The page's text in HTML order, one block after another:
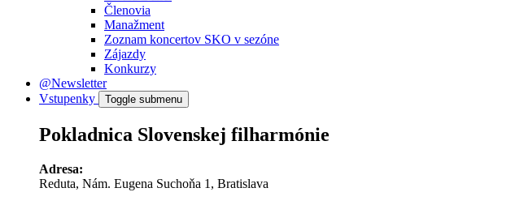
Členovia
Manažment
Zoznam koncertov SKO v sezóne
Zájazdy
Konkurzy
@Newsletter
Vstupenky
Toggle submenu
Pokladnica Slovenskej filharmónie
Adresa:
Reduta, Nám. Eugena Suchoňa 1, Bratislava